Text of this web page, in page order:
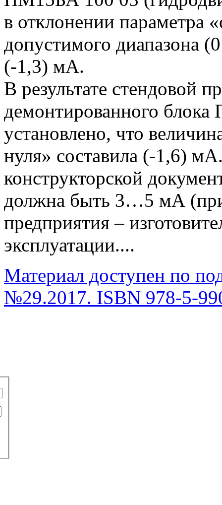
в отклонении параметра
допустимого диапазона
(-1,3) мА.
В результате стендовой
демонтированного
установлено, что
нуля» составила (-1,6)
конструкторской
должна быть 3…5 мА
предприятия –
эксплуатации....
Материал доступен по
№29.2017. ISBN 978-5-